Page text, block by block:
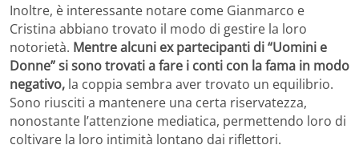
Inoltre, è interessante notare come Gianmarco e
Cristina abbiano trovato il modo di gestire la loro
notorietà. Mentre alcuni ex partecipanti di “Uomini e
Donne” si sono trovati a fare i conti con la fama in modo
negativo, la coppia sembra aver trovato un equilibrio.
Sono riusciti a mantenere una certa riservatezza,
nonostante l’attenzione mediatica, permettendo loro di
coltivare la loro intimità lontano dai riflettori.